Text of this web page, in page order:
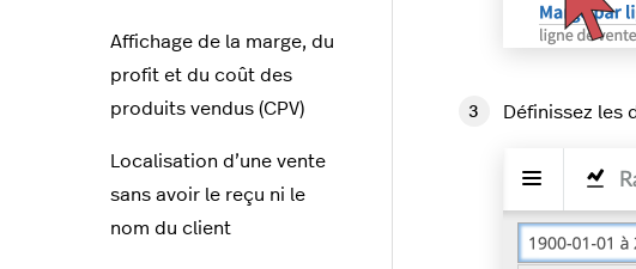
Définissez les
Affichage de la marge, du
profit et du coût des
produits vendus (CPV)
Localisation d’une vente
sans avoir le reçu ni le
nom du client